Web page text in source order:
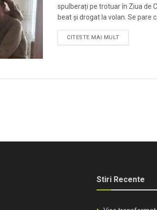
spulberați pe trotuar în Ziua de
beat și drogat la volan. Se pare
CITESTE MAI MULT
Stiri Recente